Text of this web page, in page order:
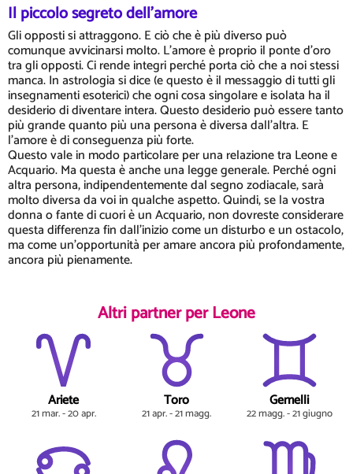
Il piccolo segreto dell'amore
Gli opposti si attraggono. E ciò che è più diverso può
comunque avvicinarsi molto. L'amore è proprio il ponte d'oro
tra gli opposti. Ci rende integri perché porta ciò che a noi stessi
manca. In astrologia si dice (e questo è il messaggio di tutti gli
insegnamenti esoterici) che ogni cosa singolare e isolata ha il
desiderio di diventare intera. Questo desiderio può essere tanto
più grande quanto più una persona è diversa dall'altra. E
l'amore è di conseguenza più forte.
Questo vale in modo particolare per una relazione tra Leone e
Acquario. Ma questa è anche una legge generale. Perché ogni
altra persona, indipendentemente dal segno zodiacale, sarà
molto diversa da voi in qualche aspetto. Quindi, se la vostra
donna o fante di cuori è un Acquario, non dovreste considerare
questa differenza fin dall'inizio come un disturbo e un ostacolo,
ma come un'opportunità per amare ancora più profondamente,
ancora più pienamente.
Altri partner per Leone
Ariete
21 mar. - 20 apr.
Toro
21 apr. - 21 magg.
Gemelli
22 magg. - 21 giugno